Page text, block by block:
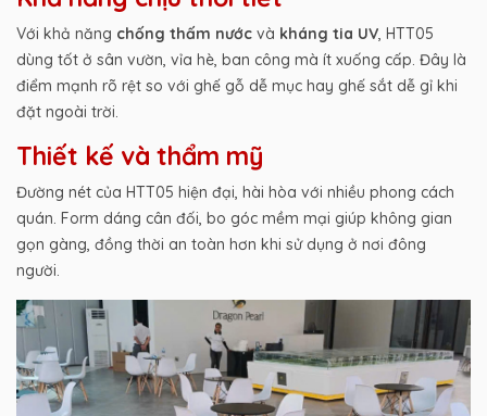
Với khả năng chống thấm nước và kháng tia UV , HTT05
dùng tốt ở sân vườn, vỉa hè, ban công mà ít xuống cấp. Đây là
điểm mạnh rõ rệt so với ghế gỗ dễ mục hay ghế sắt dễ gỉ khi
đặt ngoài trời.
Thiết kế và thẩm mỹ
Đường nét của HTT05 hiện đại, hài hòa với nhiều phong cách
quán. Form dáng cân đối, bo góc mềm mại giúp không gian
gọn gàng, đồng thời an toàn hơn khi sử dụng ở nơi đông
người.